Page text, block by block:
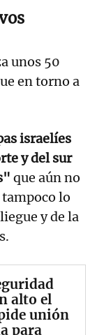
unos 50
en torno a
israelíes
y del sur
que aún no
lo
y de la
alto el
unión
para